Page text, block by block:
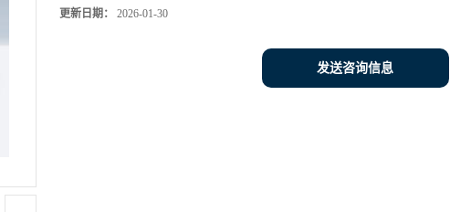
更新日期： 2026-01-30
发送咨询信息